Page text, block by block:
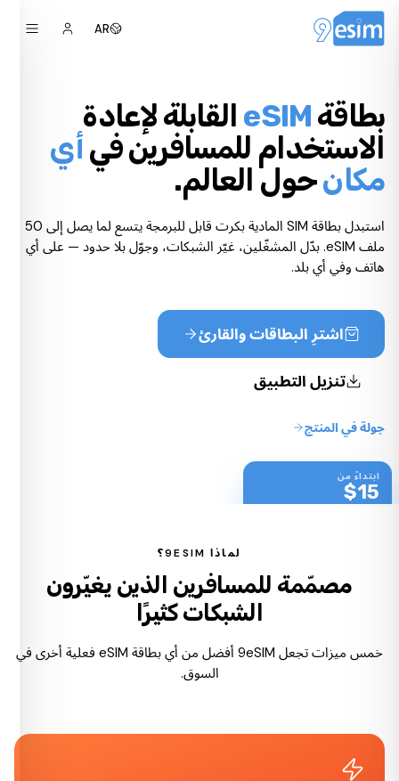
AR
بطاقةeSIM القابلة لإعادة
الاستخدام للمسافرين فيأي
مكانحول العالم.
استبدل بطاقة SIM المادية بكرت قابل للبرمجة يتسع لما يصل إلى 50
ملف eSIM. بدّل المشغّلين، غيّر الشبكات، وجوّل بلا حدود — على أي
هاتف وفي أي بلد.
اشترِ البطاقات والقارئ
تنزيل التطبيق
جولة في المنتج
ابتداءً من
$15
لماذا 9ESIM؟
مصمّمة للمسافرين الذين يغيّرون
الشبكات كثيرًا
خمس ميزات تجعل 9eSIM أفضل من أي بطاقة eSIM فعلية أخرى في
السوق.